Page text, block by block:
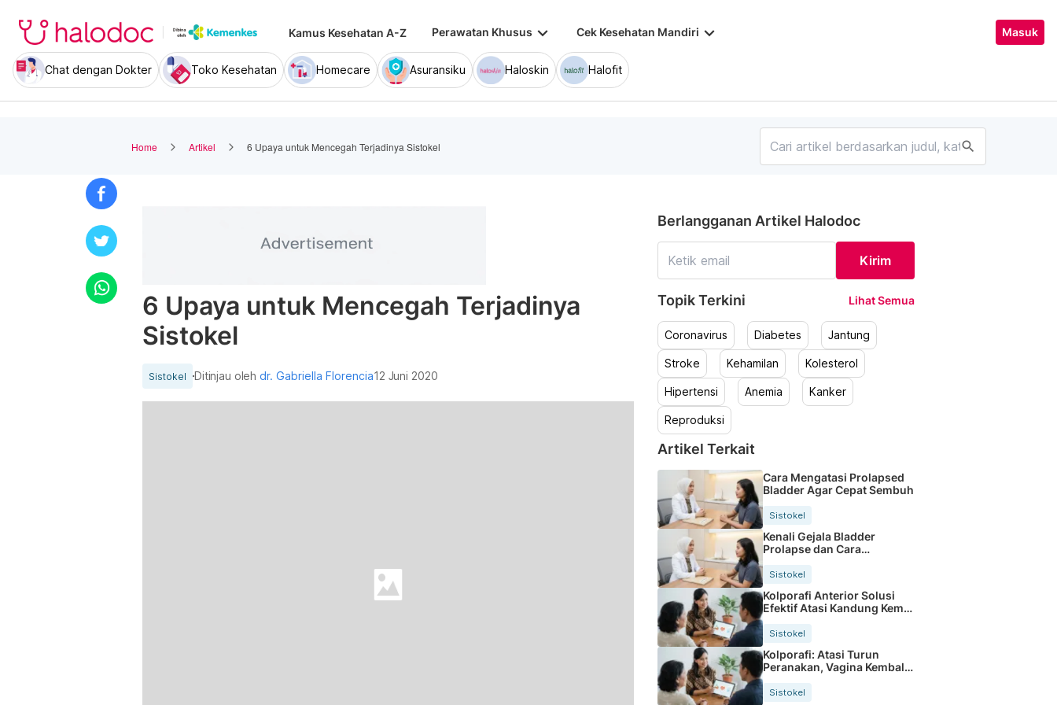
Kamus Kesehatan A-Z Perawatan Khusus keyboard_arrow_down Cek Kesehatan Mandiri keyboard_arrow_down Masuk
Chat dengan Dokter Toko Kesehatan Homecare Asuransiku Haloskin Halofit
Home Artikel 6 Upaya untuk Mencegah Terjadinya Sistokel search
6 Upaya untuk Mencegah Terjadinya
Sistokel
Sistokel Ditinjau olehdr. Gabriella Florencia12 Juni 2020
Berlangganan Artikel Halodoc
Kirim
Topik Terkini Lihat Semua
Coronavirus Diabetes Jantung
Stroke Kehamilan Kolesterol
Hipertensi Anemia Kanker
Reproduksi
Artikel Terkait
Cara Mengatasi Prolapsed
Bladder Agar Cepat Sembuh
Sistokel
Kenali Gejala Bladder
Prolapse dan Cara
Sistokel
Kolporafi Anterior Solusi
Efektif Atasi Kandung Kemih
Turun
Sistokel
Kolporafi: Atasi Turun
Peranakan, Vagina Kembali
Normal
Sistokel